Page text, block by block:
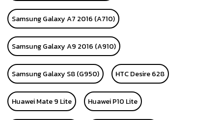
Samsung Galaxy A7 2016 (A710)
Samsung Galaxy A9 2016 (A910)
Samsung Galaxy S8 (G950) HTC Desire 628
Huawei Mate 9 Lite Huawei P10 Lite